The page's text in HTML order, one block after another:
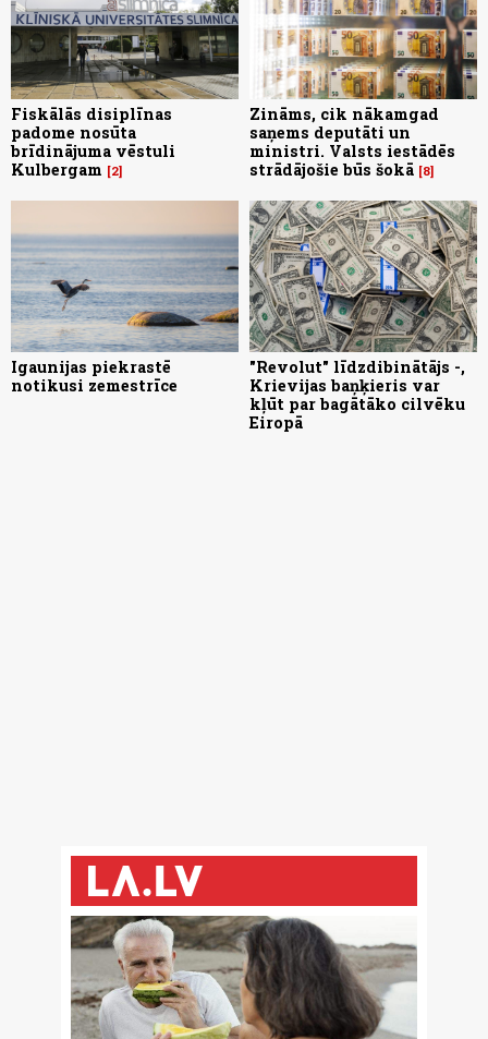
Fiskālās disiplīnas
padome nosūta
brīdinājuma vēstuli
Kulbergam
2
Zināms, cik nākamgad
saņems deputāti un
ministri. Valsts iestādēs
strādājošie būs šokā 8
Igaunijas piekrastē
notikusi zemestrīce
"Revolut" līdzdibinātājs -,
Krievijas baņķieris var
kļūt par bagātāko cilvēku
Eiropā